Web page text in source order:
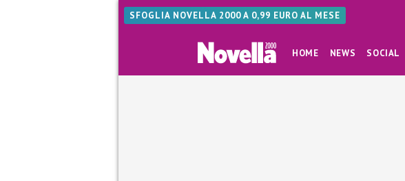
SFOGLIA NOVELLA 2000 A 0,99 EURO AL MESE
HOME NEWS SOCIAL